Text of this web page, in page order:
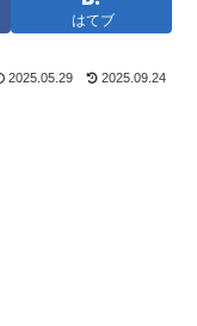
はてブ
2025.05.29 2025.09.24